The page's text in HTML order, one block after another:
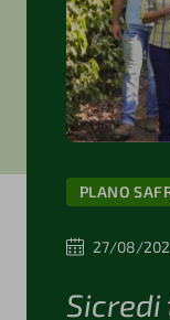
PLANO
27/08/
Sicredi